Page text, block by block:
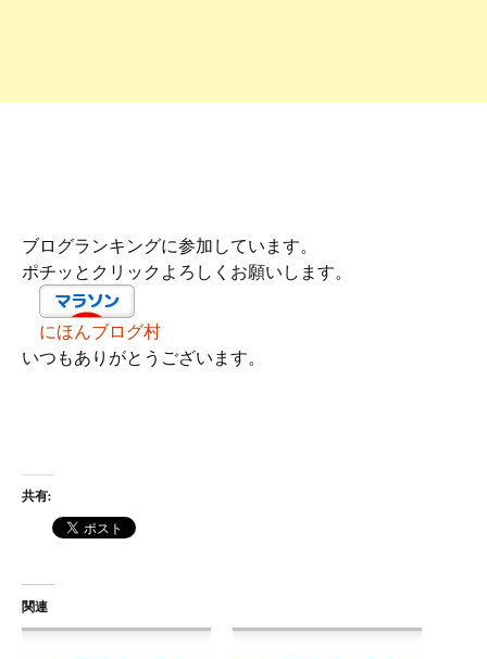
ブログランキングに参加しています。
ポチッとクリックよろしくお願いします。
にほんブログ村
いつもありがとうございます。
共有:
関連